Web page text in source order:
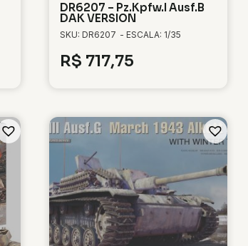
DR6207 – Pz.Kpfw.I Ausf.B
DAK VERSION
SKU: DR6207 - ESCALA: 1/35
R$ 717,75